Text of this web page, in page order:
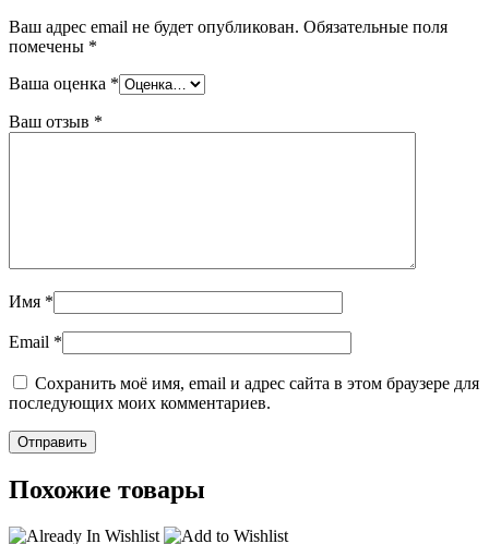
Ваш адрес email не будет опубликован. Обязательные поля
помечены *
Ваша оценка *
Ваш отзыв *
Имя *
Email *
Сохранить моё имя, email и адрес сайта в этом браузере для
последующих моих комментариев.
Похожие товары